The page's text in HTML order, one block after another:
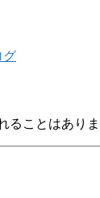
グ
ることはありま